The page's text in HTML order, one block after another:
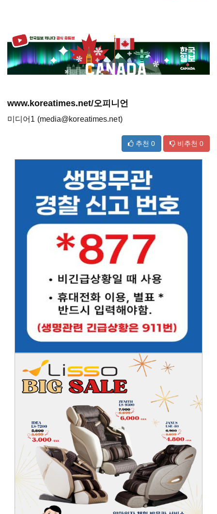
www.koreatimes.net/오피니언
미디어1 (media@koreatimes.net)
추천 0 비추천 0